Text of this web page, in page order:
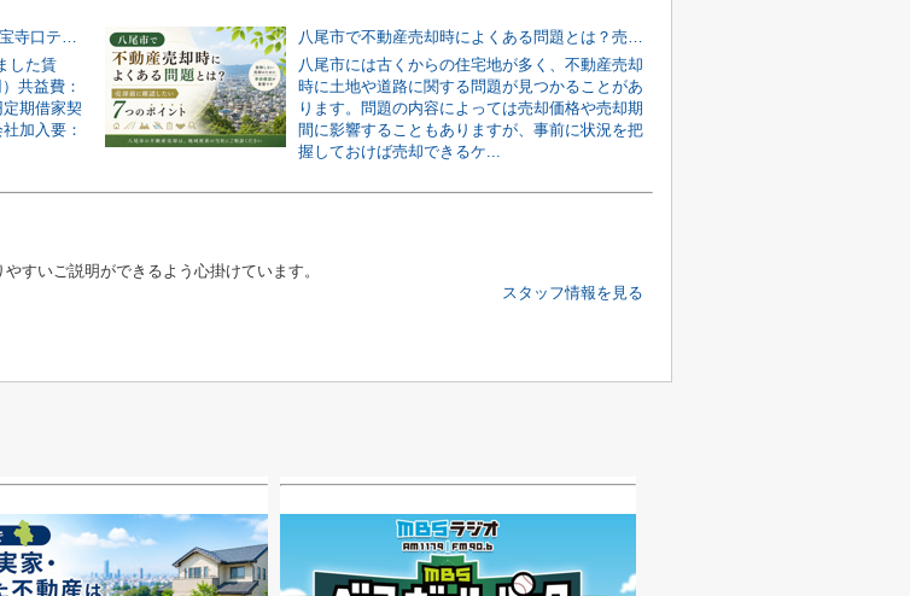
約16.3坪 保管用倉庫の募集開始！久宝寺口テニスプラザ2階 近鉄久宝寺口駅徒歩7分
した賃
共益費：
期借家契
加入要：
八尾市で不動産売却時によくある問題とは？売却前に確認したい7つのポイント
八尾市には古くからの住宅地が多く、不動産売却
時に土地や道路に関する問題が見つかることがあ
ります。問題の内容によっては売却価格や売却期
間に影響することもありますが、事前に状況を把
握しておけば売却できるケ...
すいご説明ができるよう心掛けています。
スタッフ情報を見る